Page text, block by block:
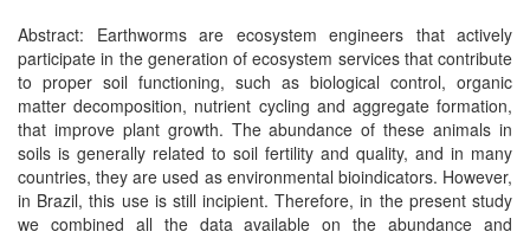
Abstract: Earthworms are ecosystem engineers that actively
participate in the generation of ecosystem services that contribute
to proper soil functioning, such as biological control, organic
matter decomposition, nutrient cycling and aggregate formation,
that improve plant growth. The abundance of these animals in
soils is generally related to soil fertility and quality, and in many
countries, they are used as environmental bioindicators. However,
in Brazil, this use is still incipient. Therefore, in the present study
we combined all the data available on the abundance and